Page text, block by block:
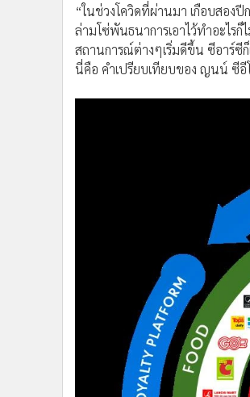
“ในช่วงโควิดที่ผ่านมา เกือบสองปี
ล่ามโซ่พันธนาการเอาไว้ทำอะไร
สถานการณ์ต่างๆเริ่มดีขึ้น ซีอาร์ซี
นี่คือ คำเปรียบเทียบของ ญนน์ ซี